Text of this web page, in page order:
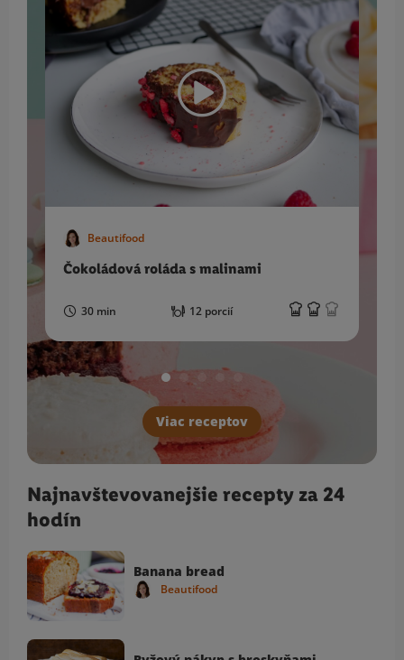
Beautifood
Čokoládová roláda s malinami
30 min 12 porcií
Viac receptov
Najnavštevovanejšie recepty za 24
hodín
Banana bread
Beautifood